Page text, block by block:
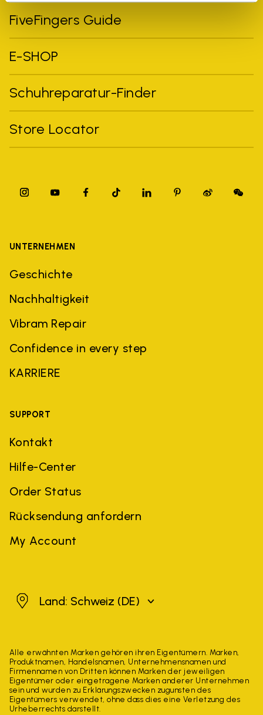
FiveFingers Guide
E-SHOP
Schuhreparatur-Finder
Store Locator
UNTERNEHMEN
Geschichte
Nachhaltigkeit
Vibram Repair
Confidence in every step
KARRIERE
SUPPORT
Kontakt
Hilfe-Center
Order Status
Rücksendung anfordern
My Account
SchweizLand: Schweiz (DE)
Alle erwähnten Marken gehören ihren Eigentümern. Marken,
Produktnamen, Handelsnamen, Unternehmensnamen und
Firmennamen von Dritten können Marken der jeweiligen
Eigentümer oder eingetragene Marken anderer Unternehmen
sein und wurden zu Erklärungszwecken zugunsten des
Eigentümers verwendet, ohne dass dies eine Verletzung des
Urheberrechts darstellt.